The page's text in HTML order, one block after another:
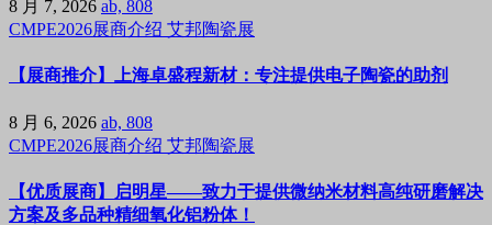
8 月 7, 2026 ab, 808
CMPE2026展商介绍 艾邦陶瓷展
【展商推介】上海卓盛程新材：专注提供电子陶瓷的助剂
8 月 6, 2026 ab, 808
CMPE2026展商介绍 艾邦陶瓷展
【优质展商】启明星——致力于提供微纳米材料高纯研磨解决
方案及多品种精细氧化铝粉体！